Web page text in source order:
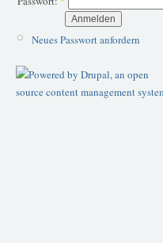
Neues Passwort anfordern